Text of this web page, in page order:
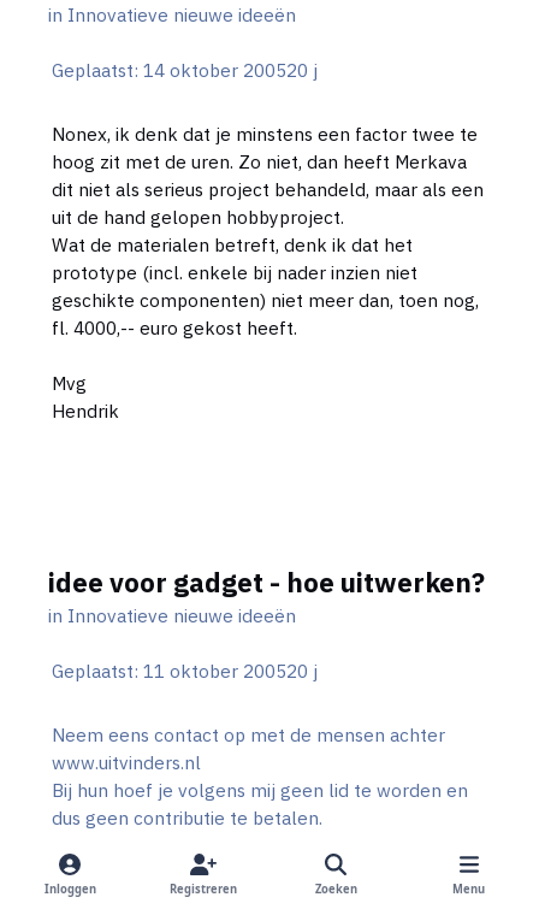
in Innovatieve nieuwe ideeën
Geplaatst: 14 oktober 200520 j
Nonex, ik denk dat je minstens een factor twee te
hoog zit met de uren. Zo niet, dan heeft Merkava
dit niet als serieus project behandeld, maar als een
uit de hand gelopen hobbyproject.
Wat de materialen betreft, denk ik dat het
prototype (incl. enkele bij nader inzien niet
geschikte componenten) niet meer dan, toen nog,
fl. 4000,-- euro gekost heeft.
Mvg
Hendrik
idee voor gadget - hoe uitwerken?
in Innovatieve nieuwe ideeën
Geplaatst: 11 oktober 200520 j
Neem eens contact op met de mensen achter
www.uitvinders.nl
Bij hun hoef je volgens mij geen lid te worden en
dus geen contributie te betalen.
Mvg
Hendrik
Inloggen Registreren Zoeken Menu